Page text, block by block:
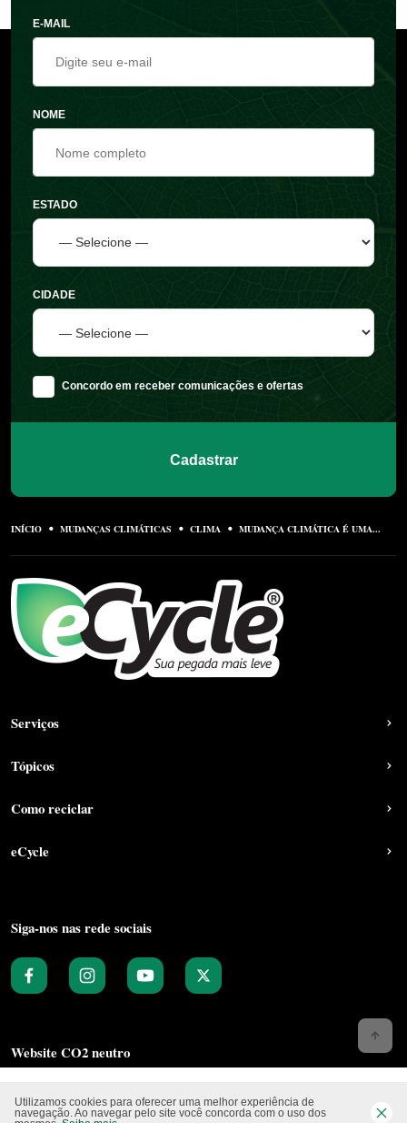
E-MAIL
NOME
ESTADO
CIDADE
Concordo em receber comunicações e ofertas
Cadastrar
INÍCIO MUDANÇAS CLIMÁTICAS CLIMA MUDANÇA CLIMÁTICA É UMA...
Serviços
Tópicos
Como reciclar
eCycle
Siga-nos nas rede sociais
Website CO2 neutro
Utilizamos cookies para oferecer uma melhor experiência de
navegação. Ao navegar pelo site você concorda com o uso dos